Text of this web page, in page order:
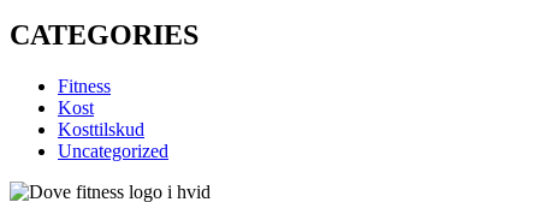
CATEGORIES
Fitness
Kost
Kosttilskud
Uncategorized